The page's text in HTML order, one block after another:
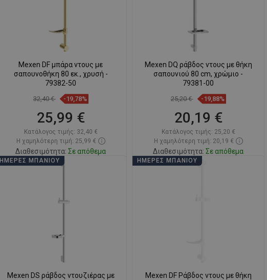
Mexen DF μπάρα ντους με
σαπουνοθήκη 80 εκ., χρυσή -
79382-50
32,40 € -19,78%
25,99 €
Κατάλογος τιμής: 32,40 €
Η χαμηλότερη τιμή: 25,99 €
Διαθεσιμότητα: Σε απόθεμα
Mexen DQ ράβδος ντους με θήκη
σαπουνιού 80 cm, χρώμιο -
79381-00
25,20 € -19,88%
20,19 €
Κατάλογος τιμής: 25,20 €
Η χαμηλότερη τιμή: 20,19 €
Διαθεσιμότητα: Σε απόθεμα
ΗΜΈΡΕΣ ΜΠΆΝΙΟΥ
Mexen DS ράβδος ντουζιέρας με
ΗΜΈΡΕΣ ΜΠΆΝΙΟΥ
Mexen DF Ράβδος ντους με θήκη